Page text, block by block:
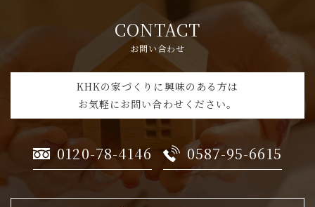
CONTACT
お問い合わせ
KHKの家づくりに興味のある方は
お気軽にお問い合わせください。
0120-78-4146 0587-95-6615